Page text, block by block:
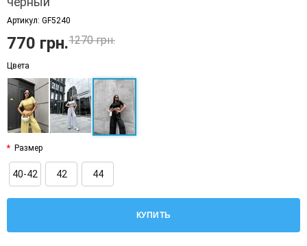
Артикул: GF5240
770 грн.1270 грн.
Цвета
Размер
40-42 42 44
КУПИТЬ